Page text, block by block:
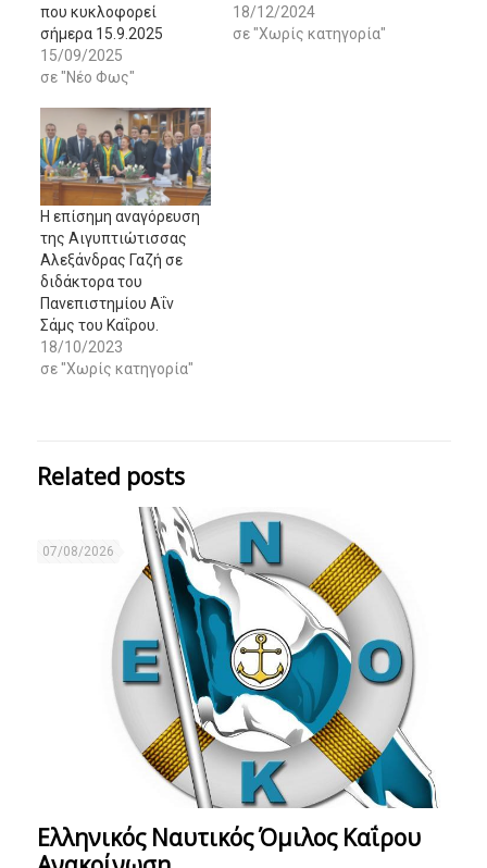
που κυκλοφορεί
σήμερα 15.9.2025
15/09/2025
σε "Νέο Φως"
18/12/2024
σε "Χωρίς κατηγορία"
Η επίσημη αναγόρευση
της Αιγυπτιώτισσας
Αλεξάνδρας Γαζή σε
διδάκτορα του
Πανεπιστημίου Αΐν
Σάμς του Καΐρου.
18/10/2023
σε "Χωρίς κατηγορία"
Related posts
07/08/2026
Ελληνικός Ναυτικός Όμιλος Καΐρου